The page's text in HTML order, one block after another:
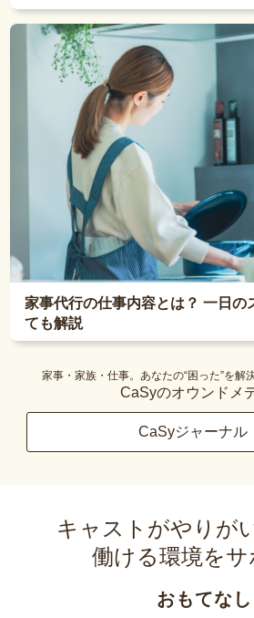
家事代行の仕事内容とは？ 一日の
ても解説
家事・家族・仕事。あなたの“困った”を解
CaSyのオウンドメ
CaSyジャーナル
キャストがやりが
働ける環境をサ
おもてなし